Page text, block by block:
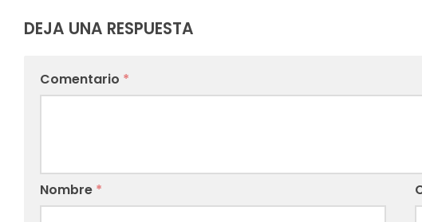
DEJA UNA RESPUESTA
Comentario *
Nombre *